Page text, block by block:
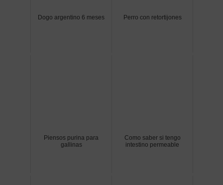
Dogo argentino 6 meses Perro con retortijones
Piensos purina para
gallinas
Como saber si tengo
intestino permeable